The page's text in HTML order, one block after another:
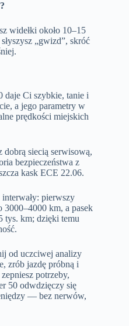
widełki około 10–15
„gwizd”, skróć
daje Ci szybkie, tanie i
a jego parametry w
prędkości miejskich
dobrą siecią serwisową,
bezpieczeństwa z
kask ECE 22.06.
interwały: pierwszy
km, a pasek
tys. km; dzięki temu
od uczciwej analizy
zrób jazdę próbną i
potrzeby,
50 odwdzięczy się
— bez nerwów,